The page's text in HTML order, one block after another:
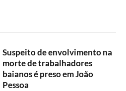
Suspeito de envolvimento na
morte de trabalhadores
baianos é preso em João
Pessoa